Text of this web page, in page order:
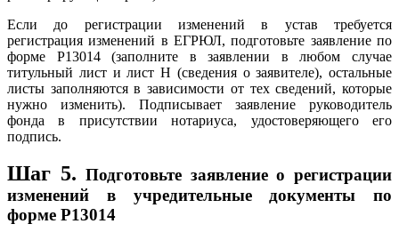
Если до регистрации изменений в устав требуется
регистрация изменений в ЕГРЮЛ, подготовьте заявление по
форме Р13014 (заполните в заявлении в любом случае
титульный лист и лист Н (сведения о заявителе), остальные
листы заполняются в зависимости от тех сведений, которые
нужно изменить). Подписывает заявление руководитель
фонда в присутствии нотариуса, удостоверяющего его
подпись.
Шаг 5. Подготовьте заявление о регистрации
изменений в учредительные документы по
форме Р13014